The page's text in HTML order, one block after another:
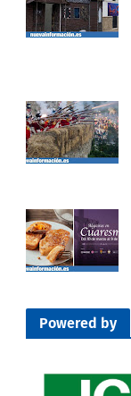
Powered by